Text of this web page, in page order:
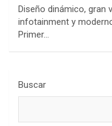
Diseño dinámico, gran
infotainment y
Primer…
Buscar